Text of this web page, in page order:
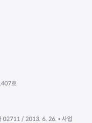
호
02711 / 2013. 6. 26. • 사업